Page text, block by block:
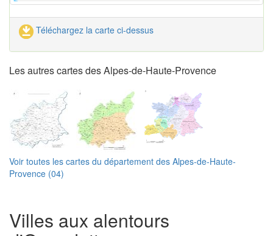
Téléchargez la carte ci-dessus
Les autres cartes des Alpes-de-Haute-Provence
Voir toutes les cartes du département des Alpes-de-Haute-
Provence (04)
Villes aux alentours